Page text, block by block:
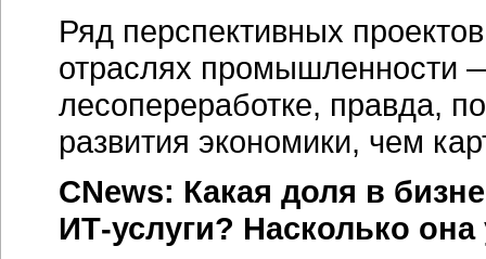
Ряд перспективных
отраслях промышленности
лесопереработке, правда,
развития экономики, чем
CNews: Какая доля в
ИТ-услуги? Насколько